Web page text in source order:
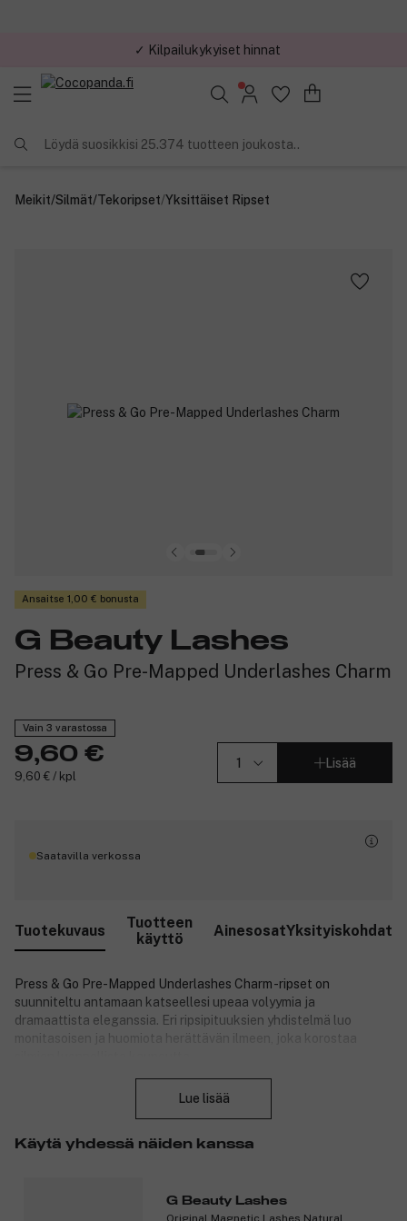
✓ Kilpailukykyiset hinnat
Löydä suosikkisi 25.374 tuotteen joukosta..
Meikit/Silmät/Tekoripset/Yksittäiset Ripset
Ansaitse 1,00 € bonusta
G Beauty Lashes
Press & Go Pre-Mapped Underlashes Charm
Vain 3 varastossa
9,60 €
9,60 € / kpl
Lisää
Saatavilla verkossa
Tuotekuvaus
Tuotteen
käyttö
AinesosatYksityiskohdat
Press & Go Pre-Mapped Underlashes Charm -ripset on
suunniteltu antamaan katseellesi upeaa volyymia ja
dramaattista eleganssia. Eri ripsipituuksien yhdistelmä luo
monitasoisen ja huomiota herättävän ilmeen, joka korostaa
Miksi Charm-ripset ovat erityiset?
Monitasoinen muotoilu: Huolellisesti valitut ripsipituudet
luovat täyteläisen ja hienostuneen ilmeen, joka sopii mihin
muotoiltu sopimaan täydellisesti omien alaripsiesi linjaan,
Lue lisää
Käytä yhdessä näiden kanssa
G Beauty Lashes
Original Magnetic Lashes Natural